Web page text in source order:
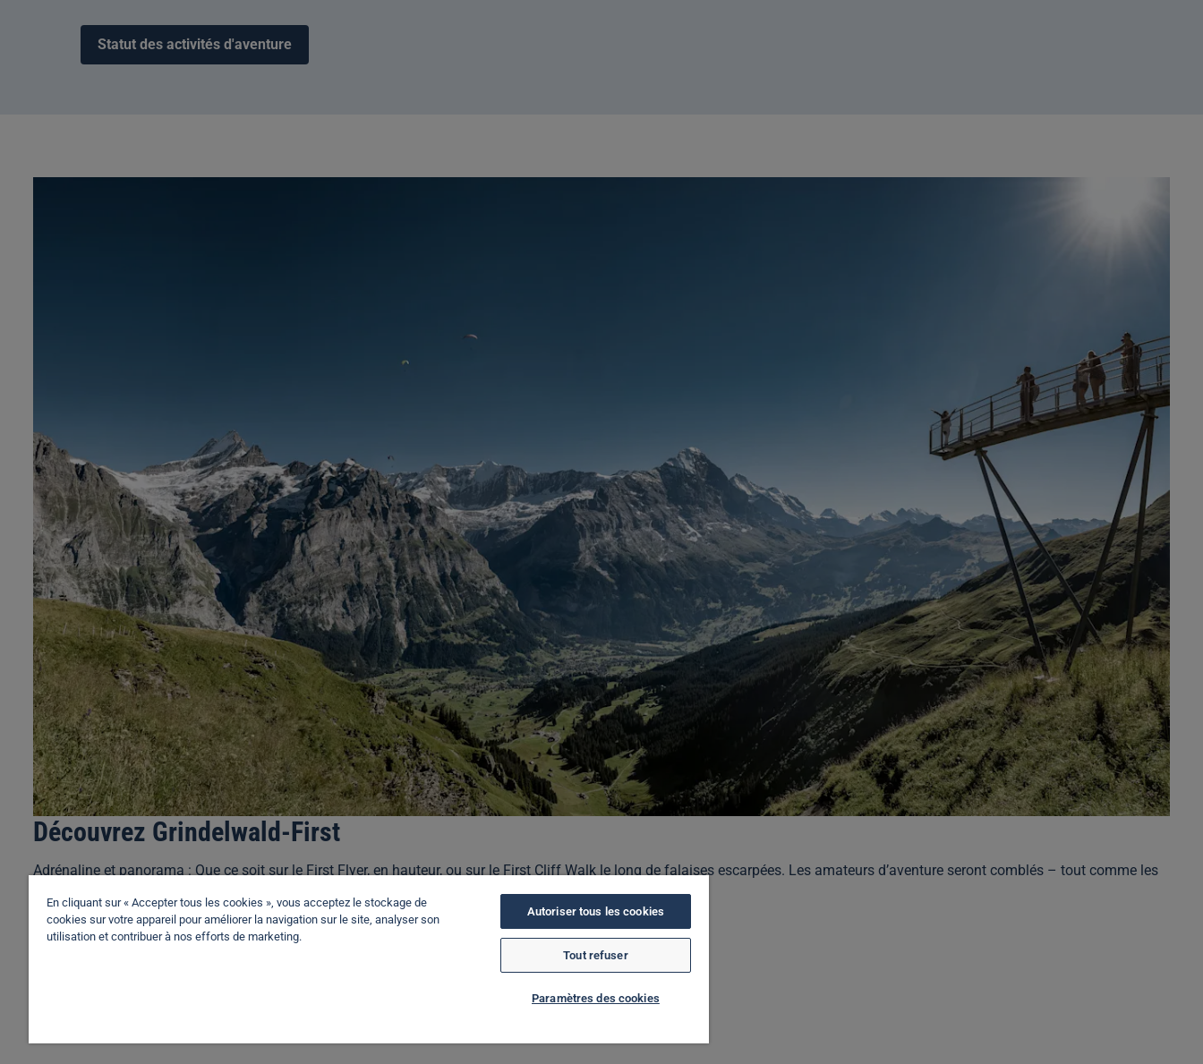
Statut des activités d'aventure
Découvrez Grindelwald-First
Adrénaline et panorama : Que ce soit sur le First Flyer, en hauteur, ou sur le First Cliff Walk le long de falaises escarpées. Les amateurs d’aventure seront comblés – tout comme les
En savoir plus
En cliquant sur « Accepter tous les cookies », vous acceptez le stockage de
cookies sur votre appareil pour améliorer la navigation sur le site, analyser son
utilisation et contribuer à nos efforts de marketing.
Autoriser tous les cookies
Tout refuser
Paramètres des cookies